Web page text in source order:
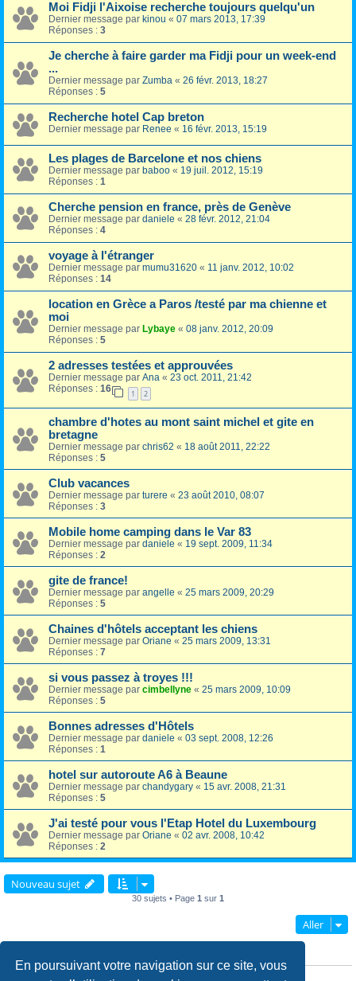
En poursuivant votre navigation sur ce site, vous
Moi Fidji l'Aixoise recherche toujours quelqu'un
Dernier message par kinou « 07 mars 2013, 17:39
Réponses : 3
Je cherche à faire garder ma Fidji pour un week-end
...
Dernier message par Zumba« 26 févr. 2013, 18:27
Réponses : 5
Recherche hotel Cap breton
Dernier message par Renee « 16 févr. 2013, 15:19
Les plages de Barcelone et nos chiens
Dernier message par baboo« 19 juil. 2012, 15:19
Réponses : 1
Cherche pension en france, près de Genève
Dernier message par daniele « 28 févr. 2012, 21:04
Réponses : 4
voyage à l'étranger
Dernier message par mumu31620« 11 janv. 2012, 10:02
Réponses : 14
location en Grèce a Paros /testé par ma chienne et
moi
Dernier message par Lybaye« 08 janv. 2012, 20:09
Réponses : 5
2 adresses testées et approuvées
Dernier message par Ana« 23 oct. 2011, 21:42
Réponses : 16 1 2
chambre d'hotes au mont saint michel et gite en
bretagne
Dernier message par chris62 « 18 août 2011, 22:22
Réponses : 5
Club vacances
Dernier message par turere « 23 août 2010, 08:07
Réponses : 3
Mobile home camping dans le Var 83
Dernier message par daniele « 19 sept. 2009, 11:34
Réponses : 2
gite de france!
Dernier message par angelle « 25 mars 2009, 20:29
Réponses : 5
Chaines d'hôtels acceptant les chiens
Dernier message par Oriane « 25 mars 2009, 13:31
Réponses : 7
si vous passez à troyes !!!
Dernier message par cimbellyne« 25 mars 2009, 10:09
Réponses : 5
Bonnes adresses d'Hôtels
Dernier message par daniele « 03 sept. 2008, 12:26
Réponses : 1
hotel sur autoroute A6 à Beaune
Dernier message par chandygary« 15 avr. 2008, 21:31
Réponses : 5
J'ai testé pour vous l'Etap Hotel du Luxembourg
Dernier message par Oriane « 02 avr. 2008, 10:42
Réponses : 2
Nouveau sujet
30 sujets • Page 1 sur 1
Aller
PERMISSIONS DU FORUM
ne pouvez pas
publier de nouveaux sujets dans ce forum